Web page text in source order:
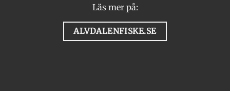
Läs mer på:
ALVDALENFISKE.SE